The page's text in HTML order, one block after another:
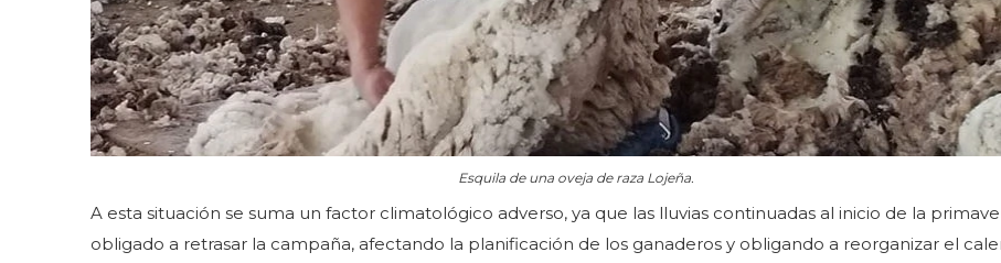
Esquila de una oveja de raza Lojeña.
A esta situación se suma un factor climatológico adverso, ya que las lluvias continuadas al inicio de la
obligado a retrasar la campaña, afectando la planificación de los ganaderos y obligando a reorganizar el